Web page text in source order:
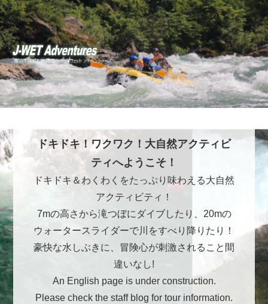
ドキドキ！ワクワク！大自然アクティビ
ティへようこそ！
ドキドキ＆わくわくをたっぷり味わえる大自然
アクティビティ！
7mの高さから滝つぼにダイブしたり、20mの
ウォータースライダーで川をすべり降りたり！
豪快な水しぶきに、冒険心が刺激されること間
違いなし!
An English page is under construction.
Please check the staff blog for tour information.